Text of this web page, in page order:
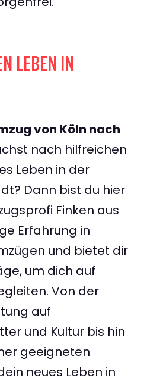
LEBEN IN
von Köln nach
nach hilfreichen
Leben in der
Dann bist du hier
Finken aus
Erfahrung in
und bietet dir
um dich auf
Von der
auf
und Kultur bis hin
geeigneten
neues Leben in